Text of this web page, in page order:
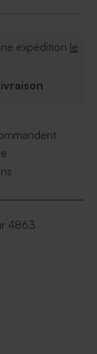
expédition le
4863